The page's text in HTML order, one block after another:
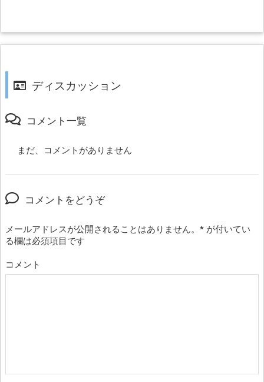
ディスカッション
コメント一覧
まだ、コメントがありません
コメントをどうぞ
メールアドレスが公開されることはありません。 * が付いてい
る欄は必須項目です
コメント